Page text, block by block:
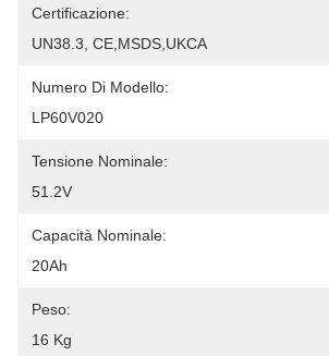
Certificazione:
UN38.3, CE,MSDS,UKCA
Numero Di Modello:
LP60V020
Tensione Nominale:
51.2V
Capacità Nominale:
20Ah
Peso:
16 Kg